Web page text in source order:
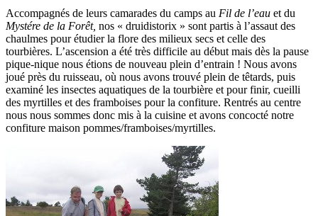
Accompagnés de leurs camarades du camps au Fil de l’eau et du
Mystére de la Forêt, nos « druidistorix » sont partis à l’assaut des
chaulmes pour étudier la flore des milieux secs et celle des
tourbières. L’ascension a été très difficile au début mais dès la pause
pique-nique nous étions de nouveau plein d’entrain ! Nous avons
joué près du ruisseau, où nous avons trouvé plein de têtards, puis
examiné les insectes aquatiques de la tourbière et pour finir, cueilli
des myrtilles et des framboises pour la confiture. Rentrés au centre
nous nous sommes donc mis à la cuisine et avons concocté notre
confiture maison pommes/framboises/myrtilles.